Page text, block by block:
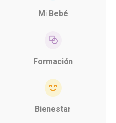
Mi Bebé
Formación
Bienestar